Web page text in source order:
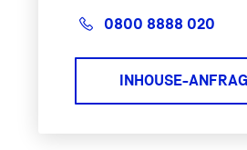
0800 8888 020
INHOUSE-